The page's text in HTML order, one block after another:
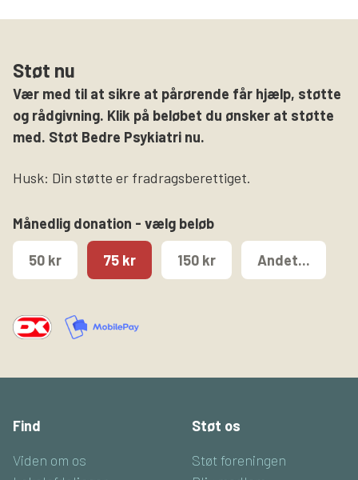
Støt nu
Vær med til at sikre at pårørende får hjælp, støtte
og rådgivning. Klik på beløbet du ønsker at støtte
med. Støt Bedre Psykiatri nu.
Husk: Din støtte er fradragsberettiget.
Månedlig donation - vælg beløb
50 kr 75 kr 150 kr Andet...
Find
Viden om os
Støt os
Støt foreningen